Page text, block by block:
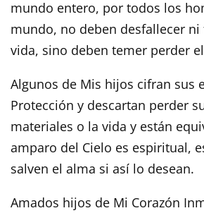
mundo entero, por todos los
mundo, no deben desfallecer
vida, sino deben temer perder
Algunos de Mis hijos cifran sus
Protección y descartan perder
materiales o la vida y están
amparo del Cielo es espiritual,
salven el alma si así lo desean.
Amados hijos de Mi Corazón